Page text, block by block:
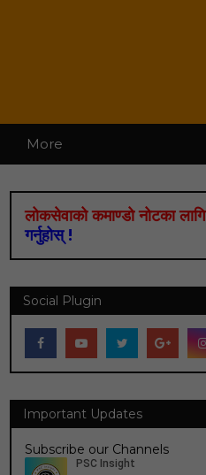
More
लोकसेवाको कमाण्डो नोटका लागि
गर्नुहोस् !
Social Plugin
Important Updates
Subscribe our Channels